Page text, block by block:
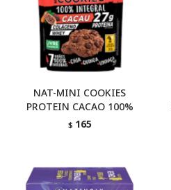
NAT-MINI COOKIES
PROTEIN CACAO 100%
$ 165